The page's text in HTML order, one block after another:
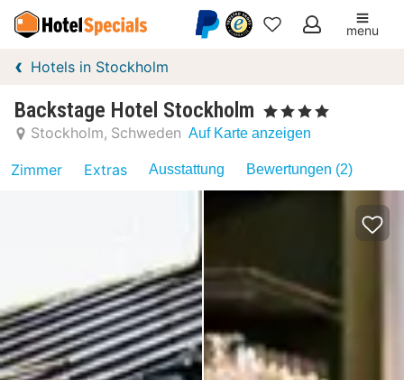
Meine
menu
Hotels in Stockholm
Backstage Hotel Stockholm , 4 Sterne
Stockholm Schweden Auf Karte anzeigen
Zimmer Extras Ausstattung Bewertungen (2)